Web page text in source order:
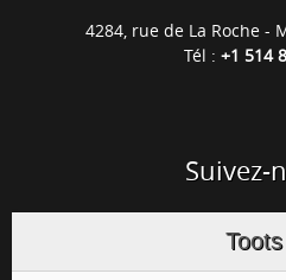
4284, rue de La Roche -
Tél : +1 514
Suivez-
Toots